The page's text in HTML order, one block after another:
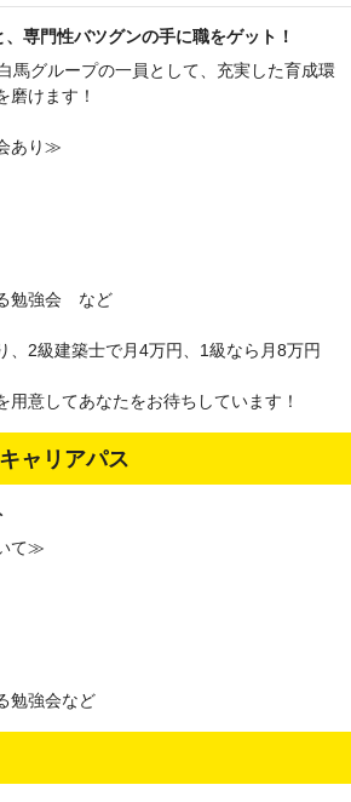
専門性バツグンの手に職をゲット！
馬グループの一員として、充実した育成環
磨けます！
あり≫
勉強会 など
、2級建築士で月4万円、1級なら月8万円
用意してあなたをお待ちしています！
ャリアパス
て≫
勉強会など